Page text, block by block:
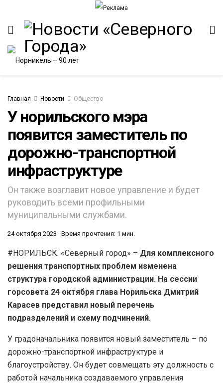
Главная Новости Общество
У норильского мэра
появится заместитель по
дорожно-транспортной
инфраструктуре
Он также возглавит новое управление и будет
руководить всеми профильными
муниципальными службами.
24 октября 2023 Время прочтения: 1 мин.
#НОРИЛЬСК. «Северный город» – Для комплексного
решения транспортных проблем изменена
структура городской администрации. На сессии
горсовета 24 октября глава Норильска Дмитрий
Карасев представил новый перечень
подразделений и схему подчинений.
У градоначальника появится новый заместитель – по
дорожно-транспортной инфраструктуре и
благоустройству. Он будет совмещать эту должность с
работой начальника создаваемого управления